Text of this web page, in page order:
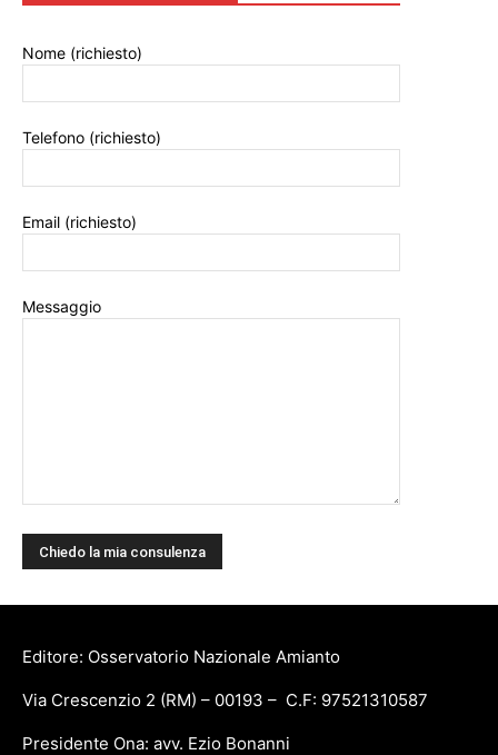
Nome (richiesto)
Telefono (richiesto)
Email (richiesto)
Messaggio
Editore: Osservatorio Nazionale Amianto
Via Crescenzio 2 (RM) – 00193 – C.F: 97521310587
Presidente Ona: avv. Ezio Bonanni